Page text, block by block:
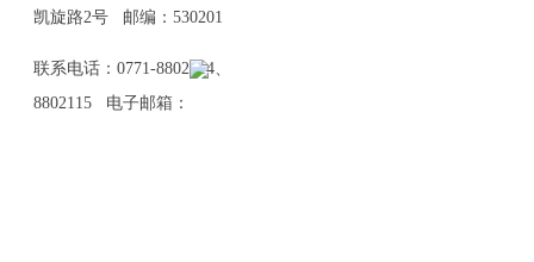
凯旋路2号 邮编：530201
联系电话：0771-8802114、
8802115 电子邮箱：